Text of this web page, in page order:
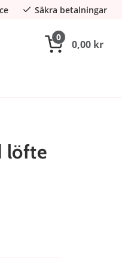
Säkra betalningar
0
0,00 kr
löfte